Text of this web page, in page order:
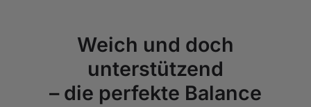
Weich und doch
unterstützend
– die perfekte Balance